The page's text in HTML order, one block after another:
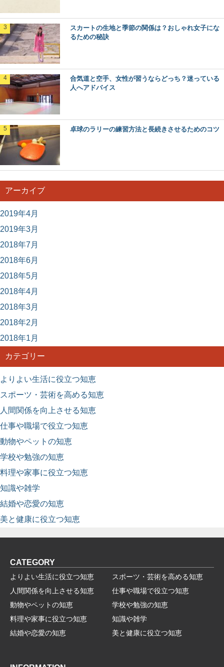
スカートの生地と季節の関係は？おしゃれ女子にな
るための秘訣
合気道と空手、女性が習うならどっち？迷っている
人へアドバイス
卓球のラリーの練習方法と長続きさせるためのコツ
アーカイブ
2019年4月
2019年3月
2018年7月
2018年6月
2018年5月
2018年4月
2018年3月
2018年2月
2018年1月
カテゴリー
よりよい生活に役立つ知恵
スポーツ・芸術を高める知恵
人間関係を向上させる知恵
仕事や職場で役立つ知恵
動物やペットの知恵
学校や勉強の知恵
料理や家事に役立つ知恵
知識や雑学
結婚や恋愛の知恵
美と健康に役立つ知恵
CATEGORY
よりよい生活に役立つ知恵
スポーツ・芸術を高める知恵
人間関係を向上させる知恵
仕事や職場で役立つ知恵
動物やペットの知恵
学校や勉強の知恵
料理や家事に役立つ知恵
知識や雑学
結婚や恋愛の知恵
美と健康に役立つ知恵